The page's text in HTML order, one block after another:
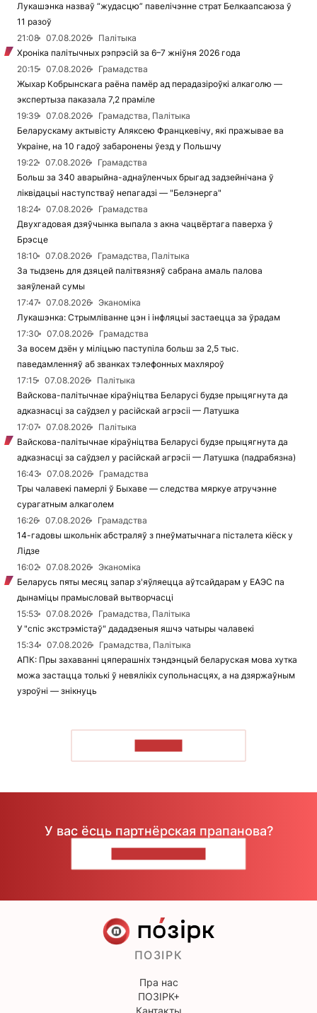
Лукашэнка назваў “жудасцю” павелічэнне страт Белкаапсаюза ў
11 разоў
21:08
07.08.2026
Палітыка
Хроніка палітычных рэпрэсій за 6–7 жніўня 2026 года
20:15
07.08.2026
Грамадства
Жыхар Кобрынскага раёна памёр ад перадазіроўкі алкаголю —
экспертыза паказала 7,2 праміле
19:39
07.08.2026
Грамадства, Палітыка
Беларускаму актывісту Аляксею Францкевічу, які пражывае ва
Украіне, на 10 гадоў забаронены ўезд у Польшчу
19:22
07.08.2026
Грамадства
Больш за 340 аварыйна-аднаўленчых брыгад задзейнічана ў
ліквідацыі наступстваў непагадзі — "Белэнерга"
18:24
07.08.2026
Грамадства
Двухгадовая дзяўчынка выпала з акна чацвёртага паверха ў
Брэсце
18:10
07.08.2026
Грамадства, Палітыка
За тыдзень для дзяцей палітвязняў сабрана амаль палова
заяўленай сумы
17:47
07.08.2026
Эканоміка
Лукашэнка: Стрымліванне цэн і інфляцыі застаецца за ўрадам
17:30
07.08.2026
Грамадства
За восем дзён у міліцыю паступіла больш за 2,5 тыс.
паведамленняў аб званках тэлефонных махляроў
17:15
07.08.2026
Палітыка
Вайскова-палітычнае кіраўніцтва Беларусі будзе прыцягнута да
адказнасці за саўдзел у расійскай агрэсіі — Латушка
17:07
07.08.2026
Палітыка
Вайскова-палітычнае кіраўніцтва Беларусі будзе прыцягнута да
адказнасці за саўдзел у расійскай агрэсіі — Латушка (падрабязна)
16:43
07.08.2026
Грамадства
Тры чалавекі памерлі ў Быхаве — следства мяркуе атручэнне
сурагатным алкаголем
16:26
07.08.2026
Грамадства
14-гадовы школьнік абстраляў з пнеўматычнага пісталета кіёск у
Лідзе
16:02
07.08.2026
Эканоміка
Беларусь пяты месяц запар з'яўляецца аўтсайдарам у ЕАЭС па
дынаміцы прамысловай вытворчасці
15:53
07.08.2026
Грамадства, Палітыка
У "спіс экстрэмістаў" дададзеныя яшчэ чатыры чалавекі
15:34
07.08.2026
Грамадства, Палітыка
АПК: Пры захаванні цяперашніх тэндэнцый беларуская мова хутка
можа застацца толькі ў невялікіх супольнасцях, а на дзяржаўным
узроўні — знікнуць
У вас ёсць партнёрская прапанова?
ПОЗІРК
Пра нас
ПОЗІРК+
Кантакты